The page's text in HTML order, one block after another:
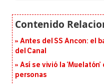
Antes del SS Ancon: el
del Canal
Así se vivió la
personas